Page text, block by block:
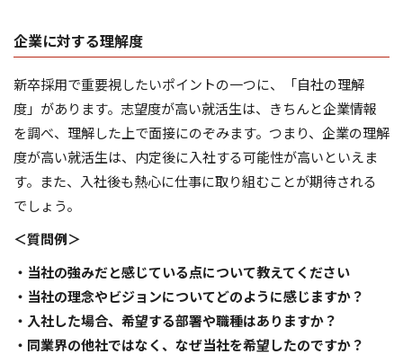
企業に対する理解度
新卒採用で重要視したいポイントの一つに、「自社の理解
度」があります。志望度が高い就活生は、きちんと企業情報
を調べ、理解した上で面接にのぞみます。つまり、企業の理解
度が高い就活生は、内定後に入社する可能性が高いといえま
す。また、入社後も熱心に仕事に取り組むことが期待される
でしょう。
＜質問例＞
・当社の強みだと感じている点について教えてください
・当社の理念やビジョンについてどのように感じますか？
・入社した場合、希望する部署や職種はありますか？
・同業界の他社ではなく、なぜ当社を希望したのですか？